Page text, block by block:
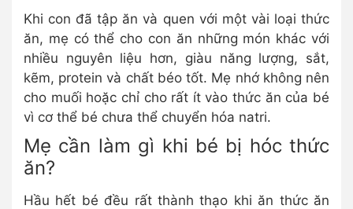
Khi con đã tập ăn và quen với một vài loại thức
ăn, mẹ có thể cho con ăn những món khác với
nhiều nguyên liệu hơn, giàu năng lượng, sắt,
kẽm, protein và chất béo tốt. Mẹ nhớ không nên
cho muối hoặc chỉ cho rất ít vào thức ăn của bé
vì cơ thể bé chưa thể chuyển hóa natri.
Mẹ cần làm gì khi bé bị hóc thức
ăn?
Hầu hết bé đều rất thành thạo khi ăn thức ăn